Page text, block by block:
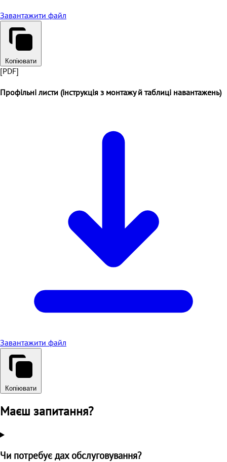
Завантажити файл
Копіювати
[PDF]
Профільні листи (інструкція з монтажу й таблиці навантажень)
Завантажити файл
Копіювати
Маєш запитання?
Чи потребує дах обслуговування?